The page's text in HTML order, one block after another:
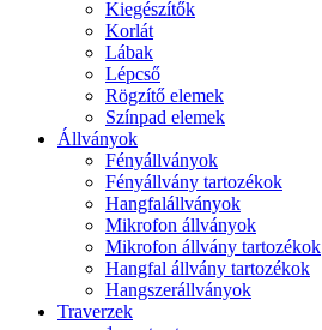
Kiegészítők
Korlát
Lábak
Lépcső
Rögzítő elemek
Színpad elemek
Állványok
Fényállványok
Fényállvány tartozékok
Hangfalállványok
Mikrofon állványok
Mikrofon állvány tartozékok
Hangfal állvány tartozékok
Hangszerállványok
Traverzek